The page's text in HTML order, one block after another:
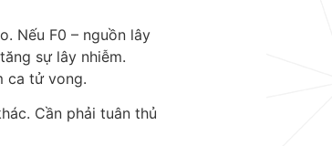
Nếu F0 – nguồn lây
sự lây nhiễm.
ca tử vong.
Cần phải tuân thủ